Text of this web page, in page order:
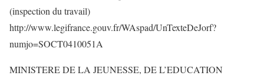
(inspection du travail)
http://www.legifrance.gouv.fr/WAspad/UnTexteDeJorf?
numjo=SOCT0410051A
MINISTERE DE LA JEUNESSE, DE L’EDUCATION